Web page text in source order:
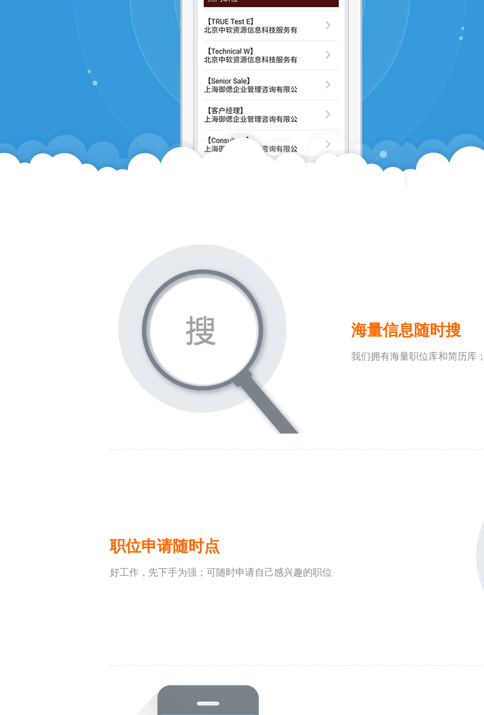
海量信息随时搜
我们拥有海量职位库和简历库
职位申请随时点
好工作，先下手为强；可随时申请自己感兴趣的职位